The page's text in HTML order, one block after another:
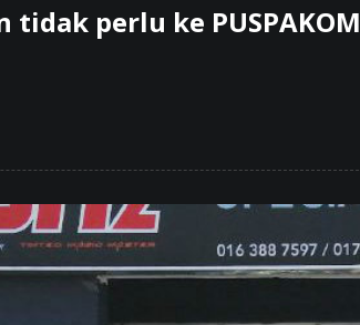
tidak perlu ke PUSPAKOM